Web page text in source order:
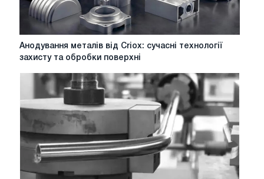
Анодування
Criox:
сучасні
технології
обробки
поверхні
Анодування металів від Criox: сучасні технології
захисту та обробки поверхні